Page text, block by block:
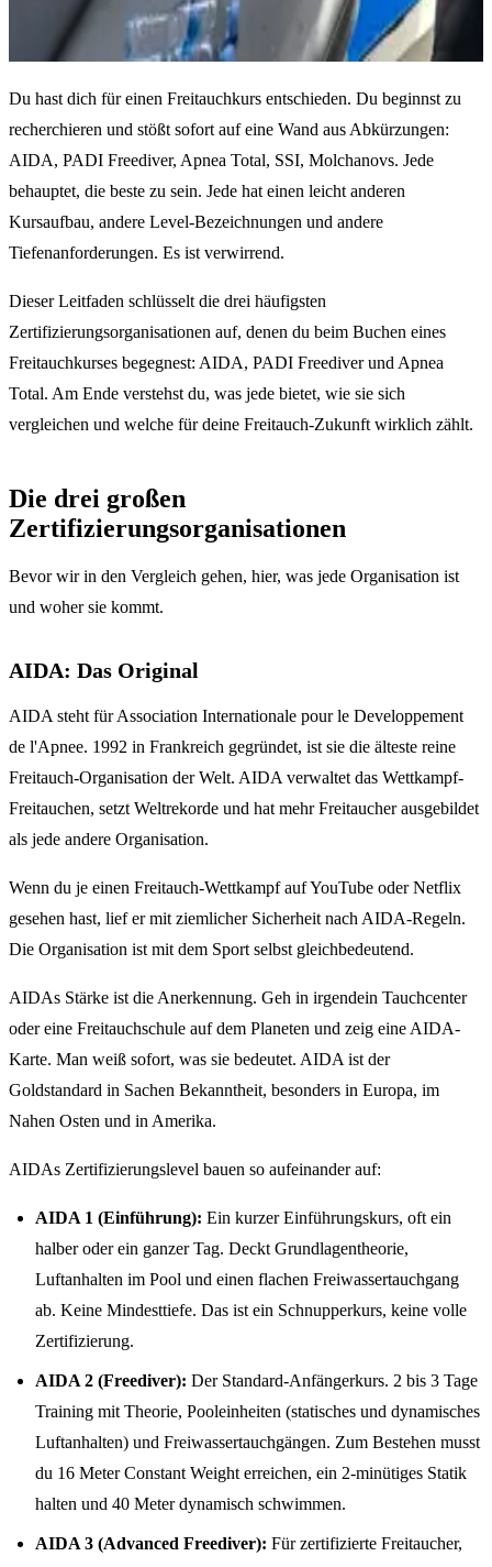
Du hast dich für einen Freitauchkurs entschieden. Du beginnst zu
recherchieren und stößt sofort auf eine Wand aus Abkürzungen:
AIDA, PADI Freediver, Apnea Total, SSI, Molchanovs. Jede
behauptet, die beste zu sein. Jede hat einen leicht anderen
Kursaufbau, andere Level-Bezeichnungen und andere
Tiefenanforderungen. Es ist verwirrend.
Dieser Leitfaden schlüsselt die drei häufigsten
Zertifizierungsorganisationen auf, denen du beim Buchen eines
Freitauchkurses begegnest: AIDA, PADI Freediver und Apnea
Total. Am Ende verstehst du, was jede bietet, wie sie sich
vergleichen und welche für deine Freitauch-Zukunft wirklich zählt.
Die drei großen
Zertifizierungsorganisationen
Bevor wir in den Vergleich gehen, hier, was jede Organisation ist
und woher sie kommt.
AIDA: Das Original
AIDA steht für Association Internationale pour le Developpement
de l'Apnee. 1992 in Frankreich gegründet, ist sie die älteste reine
Freitauch-Organisation der Welt. AIDA verwaltet das Wettkampf-
Freitauchen, setzt Weltrekorde und hat mehr Freitaucher ausgebildet
als jede andere Organisation.
Wenn du je einen Freitauch-Wettkampf auf YouTube oder Netflix
gesehen hast, lief er mit ziemlicher Sicherheit nach AIDA-Regeln.
Die Organisation ist mit dem Sport selbst gleichbedeutend.
AIDAs Stärke ist die Anerkennung. Geh in irgendein Tauchcenter
oder eine Freitauchschule auf dem Planeten und zeig eine AIDA-
Karte. Man weiß sofort, was sie bedeutet. AIDA ist der
Goldstandard in Sachen Bekanntheit, besonders in Europa, im
Nahen Osten und in Amerika.
AIDAs Zertifizierungslevel bauen so aufeinander auf:
AIDA 1 (Einführung): Ein kurzer Einführungskurs, oft ein
halber oder ein ganzer Tag. Deckt Grundlagentheorie,
Luftanhalten im Pool und einen flachen Freiwassertauchgang
ab. Keine Mindesttiefe. Das ist ein Schnupperkurs, keine volle
Zertifizierung.
AIDA 2 (Freediver): Der Standard-Anfängerkurs. 2 bis 3 Tage
Training mit Theorie, Pooleinheiten (statisches und dynamisches
Luftanhalten) und Freiwassertauchgängen. Zum Bestehen musst
du 16 Meter Constant Weight erreichen, ein 2-minütiges Statik
halten und 40 Meter dynamisch schwimmen.
AIDA 3 (Advanced Freediver): Für zertifizierte Freitaucher,